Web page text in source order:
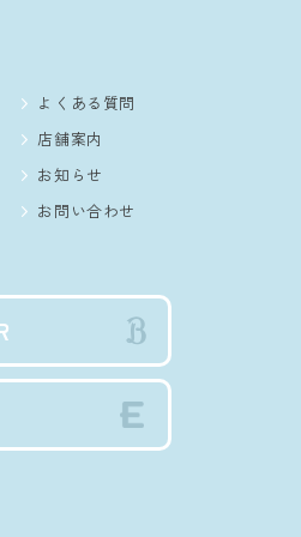
よくある質問
店舗案内
お知らせ
お問い合わせ